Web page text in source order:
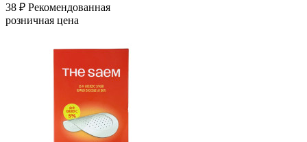
38 ₽ Рекомендованная
розничная цена